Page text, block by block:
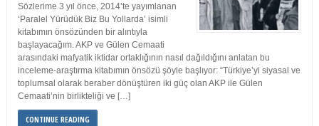
Sözlerime 3 yıl önce, 2014’te yayımlanan
‘Paralel Yürüdük Biz Bu Yollarda’ isimli
kitabımın önsözünden bir alıntıyla
başlayacağım. AKP ve Gülen Cemaati
arasındaki mafyatik iktidar ortaklığının nasıl dağıldığını anlatan bu
inceleme-araştırma kitabımın önsözü şöyle başlıyor: “Türkiye’yi siyasal ve
toplumsal olarak beraber dönüştüren iki güç olan AKP ile Gülen
Cemaati’nin birlikteliği ve […]
CONTINUE READING